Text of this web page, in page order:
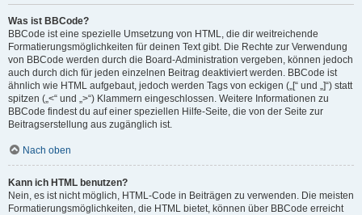
Was ist BBCode?
BBCode ist eine spezielle Umsetzung von HTML, die dir weitreichende
Formatierungsmöglichkeiten für deinen Text gibt. Die Rechte zur Verwendung
von BBCode werden durch die Board-Administration vergeben, können jedoch
auch durch dich für jeden einzelnen Beitrag deaktiviert werden. BBCode ist
ähnlich wie HTML aufgebaut, jedoch werden Tags von eckigen („[“ und „]“) statt
spitzen („<“ und „>“) Klammern eingeschlossen. Weitere Informationen zu
BBCode findest du auf einer speziellen Hilfe-Seite, die von der Seite zur
Beitragserstellung aus zugänglich ist.
Nach oben
Kann ich HTML benutzen?
Nein, es ist nicht möglich, HTML-Code in Beiträgen zu verwenden. Die meisten
Formatierungsmöglichkeiten, die HTML bietet, können über BBCode erreicht